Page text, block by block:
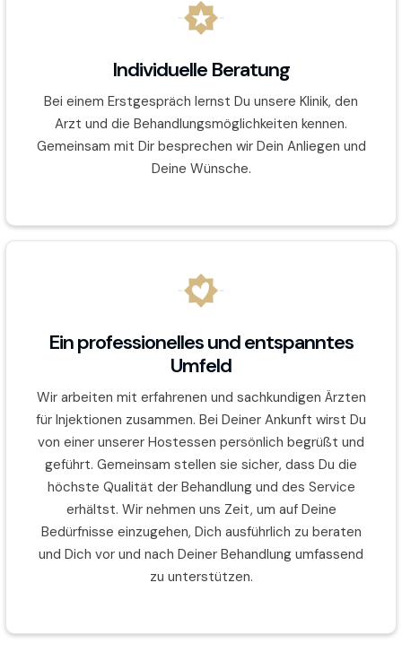
Individuelle Beratung
Bei einem Erstgespräch lernst Du unsere Klinik, den
Arzt und die Behandlungsmöglichkeiten kennen.
Gemeinsam mit Dir besprechen wir Dein Anliegen und
Deine Wünsche.
Ein professionelles und entspanntes
Umfeld
Wir arbeiten mit erfahrenen und sachkundigen Ärzten
für Injektionen zusammen. Bei Deiner Ankunft wirst Du
von einer unserer Hostessen persönlich begrüßt und
geführt. Gemeinsam stellen sie sicher, dass Du die
höchste Qualität der Behandlung und des Service
erhältst. Wir nehmen uns Zeit, um auf Deine
Bedürfnisse einzugehen, Dich ausführlich zu beraten
und Dich vor und nach Deiner Behandlung umfassend
zu unterstützen.